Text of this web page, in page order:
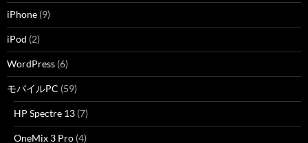
iPhone (9)
iPod (2)
WordPress (6)
モバイルPC (59)
HP Spectre 13 (7)
OneMix 3 Pro (4)